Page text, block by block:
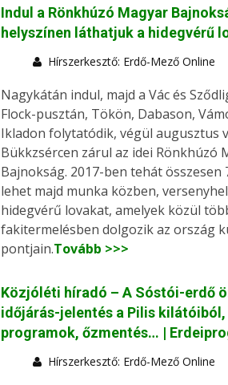
Indul a Rönkhúzó Magyar
helyszínen láthatjuk a hidegvérű
Hírszerkesztő: Erdő-Mező Online
Nagykátán indul, majd a Vác és
Flock-pusztán, Tökön, Dabason,
Ikladon folytatódik, végül augusztus
Bükkzsércen zárul az idei Rönkhúzó
Bajnokság. 2017-ben tehát összesen
lehet majd munka közben,
hidegvérű lovakat, amelyek közül
fakitermelésben dolgozik az ország
pontjain.Tovább >>>
Közjóléti híradó – A Sóstói-erdő
időjárás-jelentés a Pilis kilátóiból,
programok, őzmentés… |
Hírszerkesztő: Erdő-Mező Online